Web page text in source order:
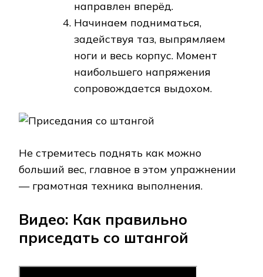
направлен вперёд.
Начинаем подниматься,
задействуя таз, выпрямляем
ноги и весь корпус. Момент
наибольшего напряжения
сопровождается выдохом.
Не стремитесь поднять как можно
больший вес, главное в этом упражнении
— грамотная техника выполнения.
Видео: Как правильно
приседать со штангой